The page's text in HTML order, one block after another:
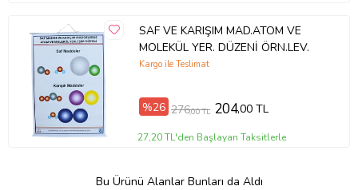
SAF VE KARIŞIM MAD.ATOM VE
MOLEKÜL YER. DÜZENİ ÖRN.LEV.
Kargo ile Teslimat
%26 276,00 TL 204,00 TL
27,20 TL'den Başlayan Taksitlerle
Bu Ürünü Alanlar Bunları da Aldı